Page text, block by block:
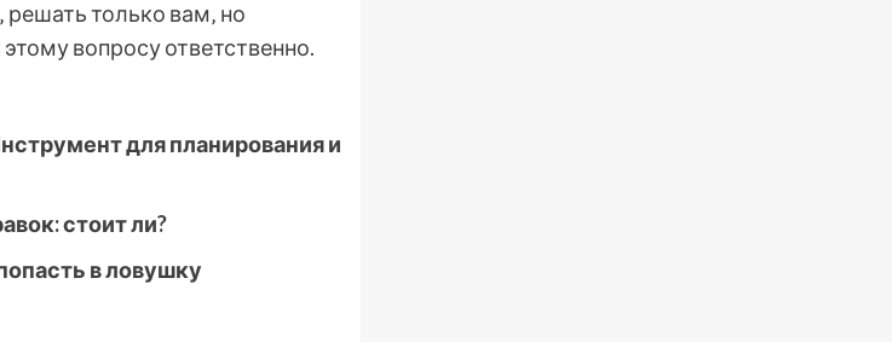
‚ решать только вам‚ но
этому вопросу ответственно.
для планирования и
стоит ли?
в ловушку